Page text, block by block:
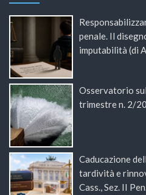
penale. Il
imputabilità (di
Osservatorio
trimestre n. 2/
Caducazione
tardività e
Cass., Sez. II